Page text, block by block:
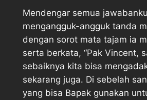
Mendengar semua
mengangguk-angguk tanda
dengan sorot mata tajam ia
serta berkata, “Pak Vincent,
sebaiknya kita bisa
sekarang juga. Di sebelah
yang bisa Bapak gunakan